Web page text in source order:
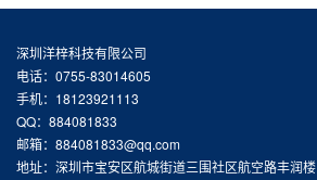
深圳洋梓科技有限公司
电话：0755-83014605
手机：18123921113
QQ：884081833
邮箱：884081833@qq.com
地址：深圳市宝安区航城街道三围社区航空路丰润楼